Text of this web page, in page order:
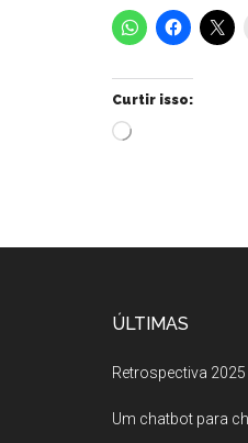
Curtir isso:
Carregando...
ÚLTIMAS
Retrospectiva
Um chatbot para